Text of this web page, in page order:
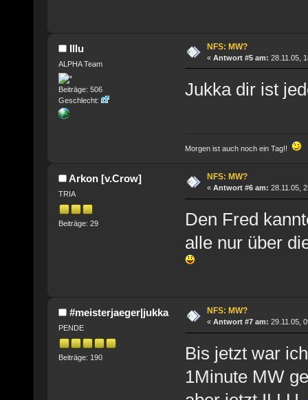
Illu
ALPHA Team
Beiträge: 506
Geschlecht:
NFS: MW?
« Antwort #5 am: 28.11.05,
Jukka dir ist
Morgen ist auch noch ein Tag!!
Arkon [v.Crow]
TRIA
Beiträge: 29
NFS: MW?
« Antwort #6 am: 28.11.05,
Den Fred
alle nur über
#meisterjaeger|jukka
PENDE
Beiträge: 190
NFS: MW?
« Antwort #7 am: 29.11.05,
Bis jetzt war
1Minute MW